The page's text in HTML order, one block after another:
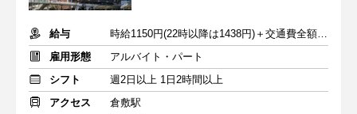
給与
時給1150円(22時以降は1438円)＋交通費全額支給
雇用形態
アルバイト・パート
シフト
週2日以上 1日2時間以上
アクセス
倉敷駅